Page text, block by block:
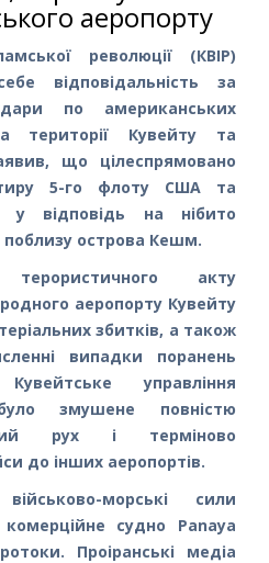
аеропорту
революції (КВІР)
відповідальність за
по американських
території Кувейту та
що цілеспрямовано
5-го флоту США та
у відповідь на нібито
острова Кешм.
акту
аеропорту Кувейту
збитків, а також
випадки поранень
управління
змушене повністю
рух і терміново
до інших аеропортів.
морські сили
судно Panaya
Проіранські медіа